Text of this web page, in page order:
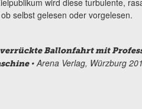
selbst gelesen oder vorgelesen.
Ballonfahrt mit
• Arena Verlag, Würzburg